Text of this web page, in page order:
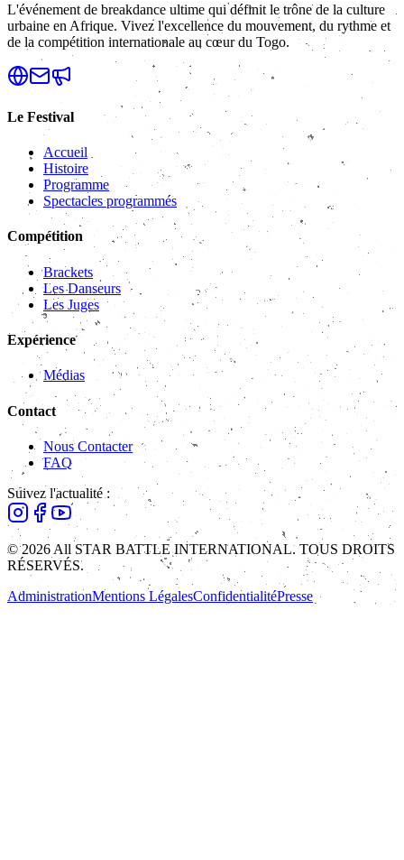
L'événement de breakdance ultime qui définit le trône de la culture
urbaine en Afrique. Vivez l'excellence du mouvement, du rythme et
de la compétition internationale au cœur du Togo.
Le Festival
Accueil
Histoire
Programme
Spectacles programmés
Compétition
Brackets
Les Danseurs
Les Juges
Expérience
Médias
Contact
Nous Contacter
FAQ
Suivez l'actualité :
© 2026 All STAR BATTLE INTERNATIONAL. TOUS DROITS
RÉSERVÉS.
AdministrationMentions LégalesConfidentialitéPresse